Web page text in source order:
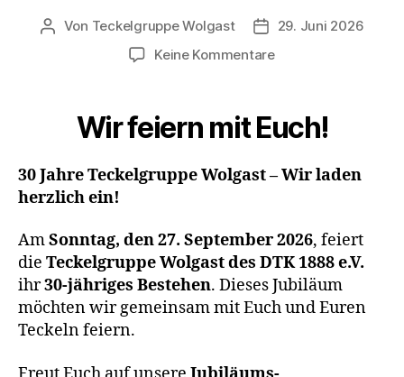
Beitragsautor
Von Teckelgruppe Wolgast
29. Juni 2026
Keine Kommentarezu
Teckelgruppe
Wolgast
Wir feiern mit Euch!
30 Jahre Teckelgruppe Wolgast – Wir laden
herzlich ein!
AmSonntag, den 27. September 2026, feiert
die Teckelgruppe Wolgast des DTK 1888 e.V.
ihr30-jähriges Bestehen. Dieses Jubiläum
möchten wir gemeinsam mit Euch und Euren
Teckeln feiern.